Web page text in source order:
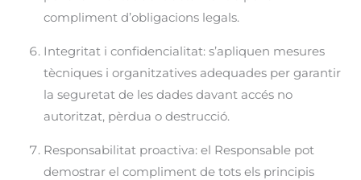
compliment d’obligacions legals.
Integritat i confidencialitat: s’apliquen mesures
tècniques i organitzatives adequades per garantir
la seguretat de les dades davant accés no
autoritzat, pèrdua o destrucció.
Responsabilitat proactiva: el Responsable pot
demostrar el compliment de tots els principis